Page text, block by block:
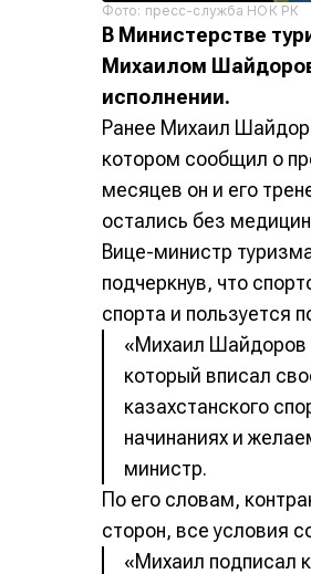
Фото: пресс-служба НОК РК
В Министерстве
Михаилом
исполнении.
Ранее Михаил
котором сообщил о
месяцев он и его
остались без
Вице-министр
подчеркнув, что
спорта и пользуется
«Михаил Шайдоров
который вписал
казахстанского
начинаниях и
министр.
По его словам,
сторон, все условия
«Михаил подписал